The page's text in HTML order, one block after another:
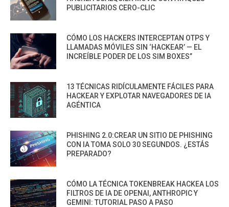
PUBLICITARIOS CERO-CLIC
CÓMO LOS HACKERS INTERCEPTAN OTPS Y
LLAMADAS MÓVILES SIN ‘HACKEAR’ — EL
INCREÍBLE PODER DE LOS SIM BOXES”
13 TÉCNICAS RIDÍCULAMENTE FÁCILES PARA
HACKEAR Y EXPLOTAR NAVEGADORES DE IA
AGÉNTICA
PHISHING 2.0:CREAR UN SITIO DE PHISHING
CON IA TOMA SOLO 30 SEGUNDOS. ¿ESTÁS
PREPARADO?
CÓMO LA TÉCNICA TOKENBREAK HACKEA LOS
FILTROS DE IA DE OPENAI, ANTHROPIC Y
GEMINI: TUTORIAL PASO A PASO